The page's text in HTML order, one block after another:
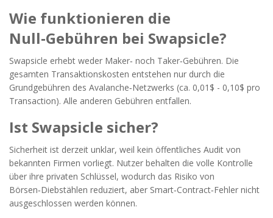
Wie funktionieren die
Null‑Gebühren bei Swapsicle?
Swapsicle erhebt weder Maker‑ noch Taker‑Gebühren. Die
gesamten Transaktionskosten entstehen nur durch die
Grundgebühren des Avalanche‑Netzwerks (ca. 0,01$ - 0,10$ pro
Transaction). Alle anderen Gebühren entfallen.
Ist Swapsicle sicher?
Sicherheit ist derzeit unklar, weil kein öffentliches Audit von
bekannten Firmen vorliegt. Nutzer behalten die volle Kontrolle
über ihre privaten Schlüssel, wodurch das Risiko von
Börsen‑Diebstählen reduziert, aber Smart‑Contract‑Fehler nicht
ausgeschlossen werden können.